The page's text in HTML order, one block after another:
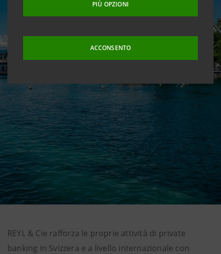
PIÙ OPZIONI
ACCONSENTO
REYL & Cie rafforza le proprie attività di private
banking in Svizzera e a livello internazionale con